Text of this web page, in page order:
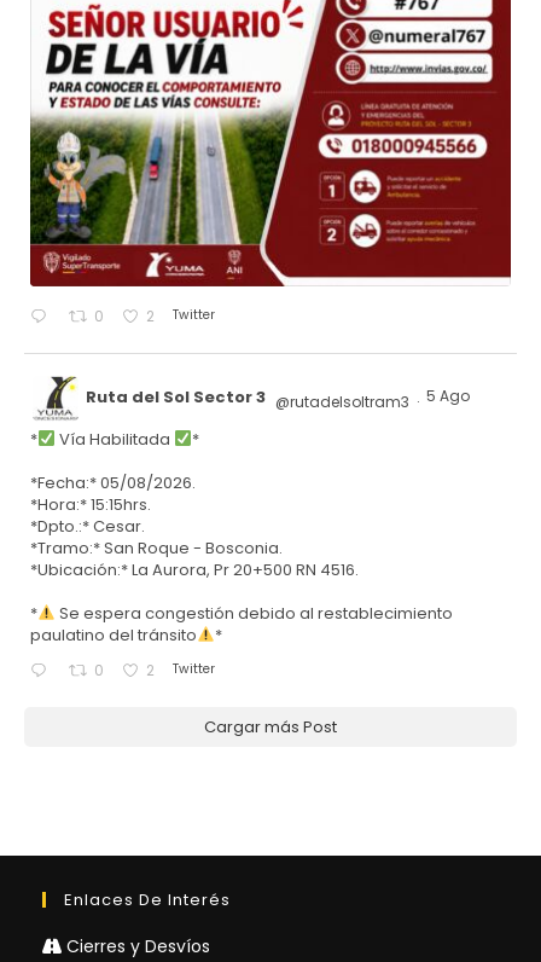
0 2 Twitter
Ruta del Sol Sector 3 @rutadelsoltram3 · 5 Ago
* Vía Habilitada
*
*Fecha:* 05/08/2026.
*Hora:* 15:15hrs.
*Dpto.:* Cesar.
*Tramo:* San Roque - Bosconia.
*Ubicación:* La Aurora, Pr 20+500 RN 4516.
*
Se espera congestión debido al restablecimiento
paulatino del tránsito
*
0 2 Twitter
Cargar más Post
Enlaces De Interés
Cierres y Desvíos